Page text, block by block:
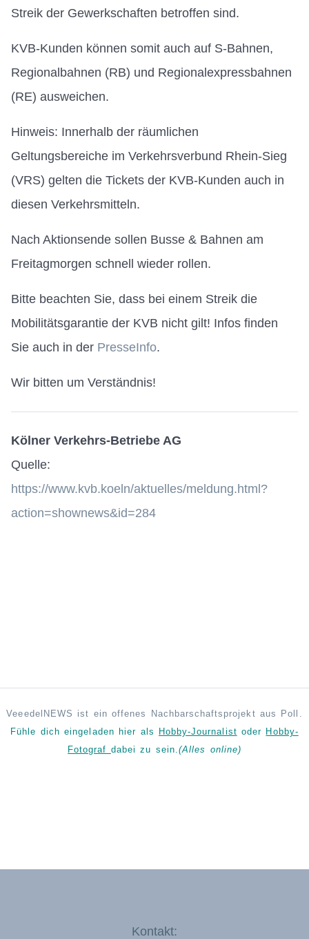
Streik der Gewerkschaften betroffen sind.
KVB-Kunden können somit auch auf S-Bahnen,
Regionalbahnen (RB) und Regionalexpressbahnen
(RE) ausweichen.
Hinweis: Innerhalb der räumlichen
Geltungsbereiche im Verkehrsverbund Rhein-Sieg
(VRS) gelten die Tickets der KVB-Kunden auch in
diesen Verkehrsmitteln.
Nach Aktionsende sollen Busse & Bahnen am
Freitagmorgen schnell wieder rollen.
Bitte beachten Sie, dass bei einem Streik die
Mobilitätsgarantie der KVB nicht gilt! Infos finden
Sie auch in der PresseInfo.
Wir bitten um Verständnis!
Kölner Verkehrs-Betriebe AG
Quelle:
https://www.kvb.koeln/aktuelles/meldung.html?
action=shownews&id=284
VeeedelNEWS ist ein offenes Nachbarschaftsprojekt aus Poll.
Fühle dich eingeladen hier als
Hobby-Journalist oder Hobby-
Fotograf dabei zu sein. (Alles online)
Kontakt: